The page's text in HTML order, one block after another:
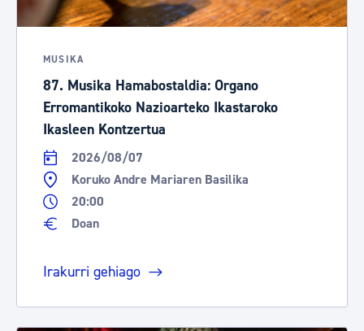
MUSIKA
87. Musika Hamabostaldia: Organo
Erromantikoko Nazioarteko Ikastaroko
Ikasleen Kontzertua
2026/08/07
Koruko Andre Mariaren Basilika
20:00
Doan
Irakurri gehiago